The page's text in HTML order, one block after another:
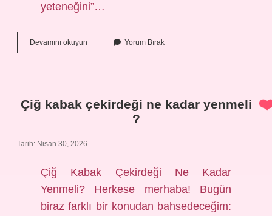
yeteneğini”…
Devamını okuyun Tekstilde
fiksatör
Yorum Bırak
Çiğ kabak çekirdeği ne kadar yenmeli
?
Tarih: Nisan 30, 2026
Çiğ Kabak Çekirdeği Ne Kadar
Yenmeli? Herkese merhaba! Bugün
biraz farklı bir konudan bahsedeceğim: